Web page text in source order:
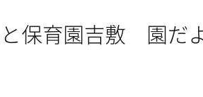
保育園吉敷 園だ